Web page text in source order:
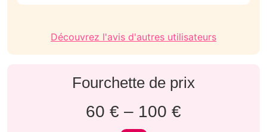
Découvrez l'avis d'autres utilisateurs
Fourchette de prix
60 € – 100 €